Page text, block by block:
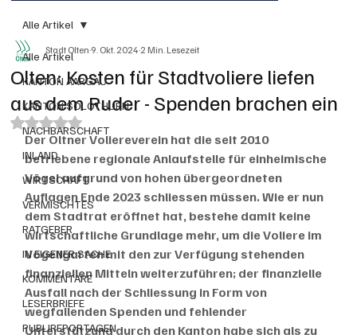
Alle Artikel
KANTON AARGAU
KANTON SOLOTHURN
NACHBARSCHAFT
INLAND
WIRTSCHAFT
VERMISCHTES
RATGEBER
IN EIGENER SACHE
KOMMENTARE
LESERBRIEFE
PUBLIREPORTAGEN
Alle Artikel
Olten: Kosten für Stadtvoliere liefen
aus dem Ruder - Spenden brachen ein
Stadt Olten9. Okt. 20242 Min. Lesezeit
Mit NaN von 5 Sternen bewertet.
Der Oltner Voliereverein hat die seit 2010
betriebene regionale Anlaufstelle für einheimische
Vögel aufgrund von hohen übergeordneten
Auflagen Ende 2023 schliessen müssen. Wie er nun
dem Stadtrat eröffnet hat, bestehe damit keine
wirtschaftliche Grundlage mehr, um die Voliere im
Vögeligarten mit den zur Verfügung stehenden
finanziellen Mitteln weiterzuführen; der finanzielle
Ausfall nach der Schliessung in Form von
wegfallenden Spenden und fehlender
Unterstützung durch den Kanton habe sich als zu